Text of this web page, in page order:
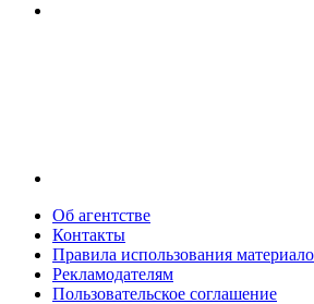
Об агентстве
Контакты
Правила использования
Рекламодателям
Пользовательское соглашение